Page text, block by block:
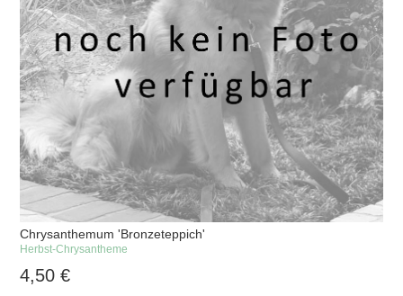
Chrysanthemum 'Bronzeteppich'
Herbst-Chrysantheme
4,50€